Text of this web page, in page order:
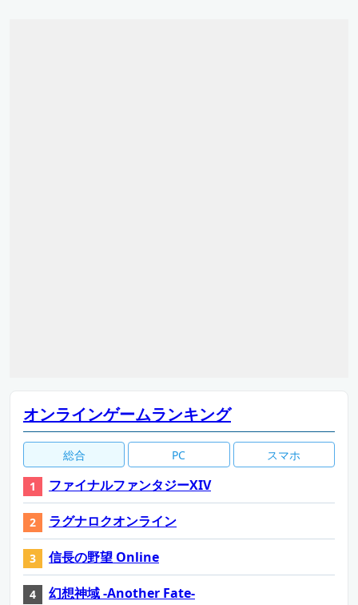
オンラインゲームランキング
総合 PC スマホ
ファイナルファンタジーXIV
ラグナロクオンライン
信長の野望 Online
幻想神域 -Another Fate-